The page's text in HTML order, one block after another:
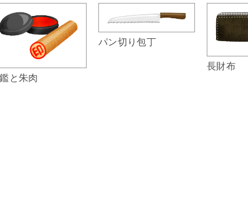
と朱肉
パン切り包丁
長財布